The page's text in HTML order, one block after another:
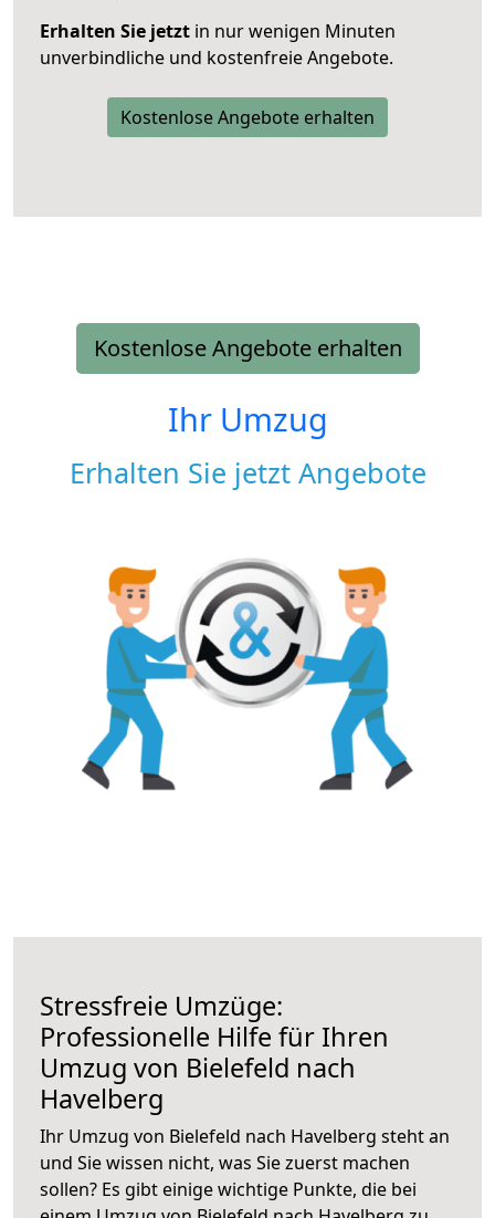
Erhalten Sie jetzt in nur wenigen Minuten
unverbindliche und kostenfreie Angebote.
Kostenlose Angebote erhalten
Kostenlose Angebote erhalten
Ihr Umzug
Erhalten Sie jetzt Angebote
Stressfreie Umzüge:
Professionelle Hilfe für Ihren
Umzug von Bielefeld nach
Havelberg
Ihr Umzug von Bielefeld nach Havelberg steht an
und Sie wissen nicht, was Sie zuerst machen
sollen? Es gibt einige wichtige Punkte, die bei